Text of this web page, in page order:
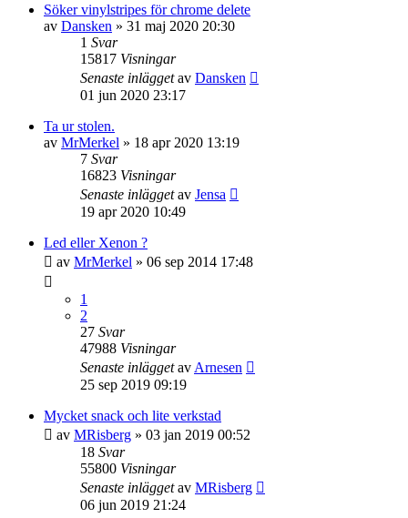
Söker vinylstripes för chrome delete
av Dansken » 31 maj 2020 20:30
1 Svar
15817 Visningar
Senaste inläggetav Dansken
01 jun 2020 23:17
Ta ur stolen.
av MrMerkel » 18 apr 2020 13:19
7 Svar
16823 Visningar
Senaste inläggetav Jensa
19 apr 2020 10:49
Led eller Xenon ?
av MrMerkel » 06 sep 2014 17:48
1
2
27 Svar
47988 Visningar
Senaste inläggetav Arnesen
25 sep 2019 09:19
Mycket snack och lite verkstad
av MRisberg » 03 jan 2019 00:52
18 Svar
55800 Visningar
Senaste inläggetav MRisberg
06 jun 2019 21:24